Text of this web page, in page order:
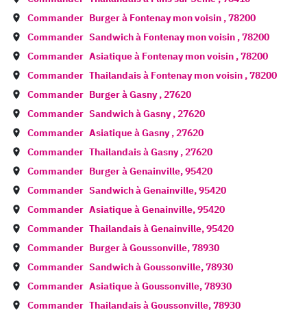
Commander Burger à Fontenay mon voisin ,78200
Commander Sandwich à Fontenay mon voisin ,78200
Commander Asiatique à Fontenay mon voisin ,78200
Commander Thailandais à Fontenay mon voisin ,78200
Commander Burger àGasny,27620
Commander Sandwich àGasny,27620
Commander Asiatique àGasny,27620
Commander Thailandais àGasny,27620
Commander Burger àGenainville,95420
Commander Sandwich àGenainville,95420
Commander Asiatique àGenainville,95420
Commander Thailandais àGenainville,95420
Commander Burger àGoussonville,78930
Commander Sandwich àGoussonville,78930
Commander Asiatique àGoussonville,78930
Commander Thailandais àGoussonville,78930